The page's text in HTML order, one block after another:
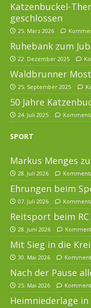
Katzenbuckel-
geschlossen
25. März 2026
Ruhebank zum
22. Dezember 2025
Waldbrunner
25. September 2025
50 Jahre
24. Juli 2025
SPORT
Markus Menges
28. Juli 2026
Ehrungen beim
07. Juli 2026
Reitsport beim
28. Juni 2026
Mit Sieg in die
30. Mai 2026
Nach der Pause
25. Mai 2026
Heimniederlage